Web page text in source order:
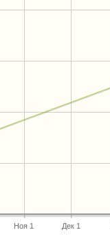
Ноя 1 Дек 1